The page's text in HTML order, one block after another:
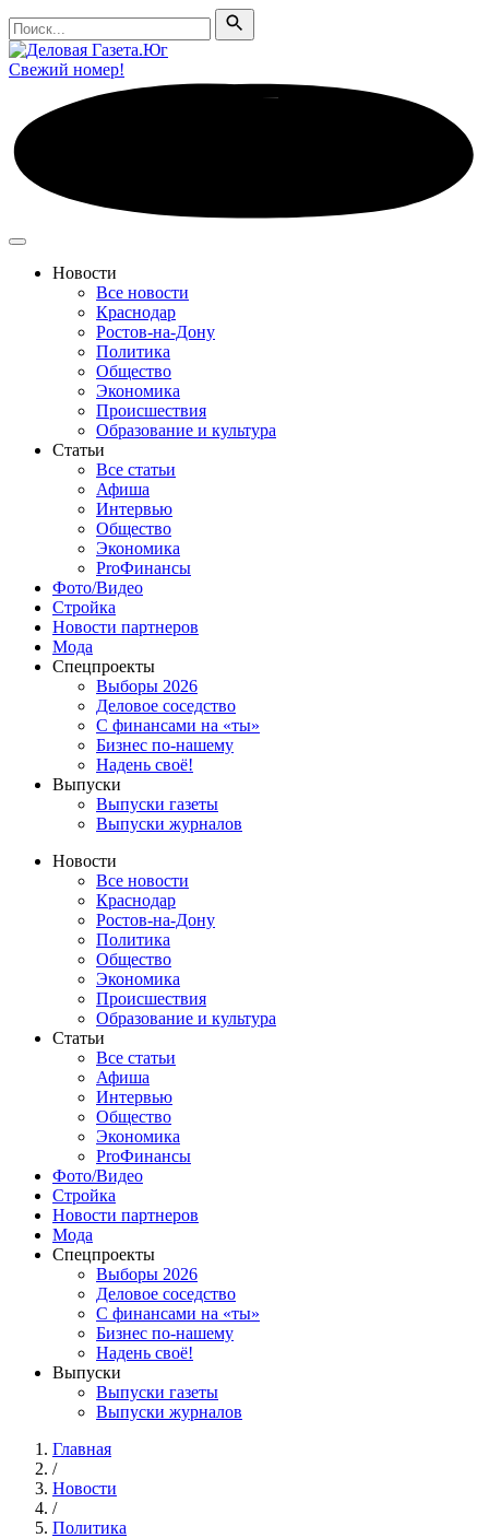
Поиск
Поиск
Свежий номер!
Новости
Все новости
Краснодар
Ростов-на-Дону
Политика
Общество
Экономика
Происшествия
Образование и культура
Статьи
Все статьи
Афиша
Интервью
Общество
Экономика
ProФинансы
Фото/Видео
Стройка
Новости партнеров
Мода
Спецпроекты
Выборы 2026
Деловое соседство
С финансами на «ты»
Бизнес по-нашему
Надень своё!
Выпуски
Выпуски газеты
Выпуски журналов
Новости
Все новости
Краснодар
Ростов-на-Дону
Политика
Общество
Экономика
Происшествия
Образование и культура
Статьи
Все статьи
Афиша
Интервью
Общество
Экономика
ProФинансы
Фото/Видео
Стройка
Новости партнеров
Мода
Спецпроекты
Выборы 2026
Деловое соседство
С финансами на «ты»
Бизнес по-нашему
Надень своё!
Выпуски
Выпуски газеты
Выпуски журналов
Главная
/
Новости
/
Политика